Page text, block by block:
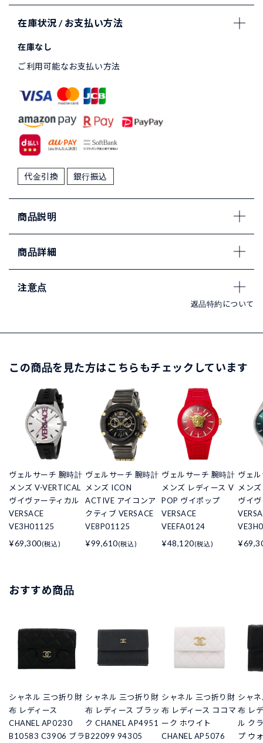
在庫状況 / お支払い方法
在庫なし
ご利用可能なお支払い方法
代金引換 銀行振込
商品説明
商品詳細
注意点
返品特約について
この商品を見た方はこちらもチェックしています
ヴェルサーチ 腕時計
メンズ V-VERTICAL
ヴイヴァーティカル
VERSACE
VE3H01125
¥69,300(税込)
ヴェルサーチ 腕時計
メンズ ICON
ACTIVE アイコンア
クティブ VERSACE
VE8P01125
¥99,610(税込)
ヴェルサーチ 腕時計
メンズ レディース V
POP ヴイポップ
VERSACE
VEEFA0124
¥48,120(税込)
ヴェ
メン
ヴイ
おすすめ商品
シャネル 三つ折り財
布 レディース
CHANEL AP0230
B10583 C3906 ブラ
シャネル 三つ折り財
布 レディース ブラッ
ク CHANEL AP4951
B22099 94305
シャネル 三つ折り財
布 レディース ココマ
ーク ホワイト
CHANEL AP5076
シャ
布 レ
ル ク
プ ウ